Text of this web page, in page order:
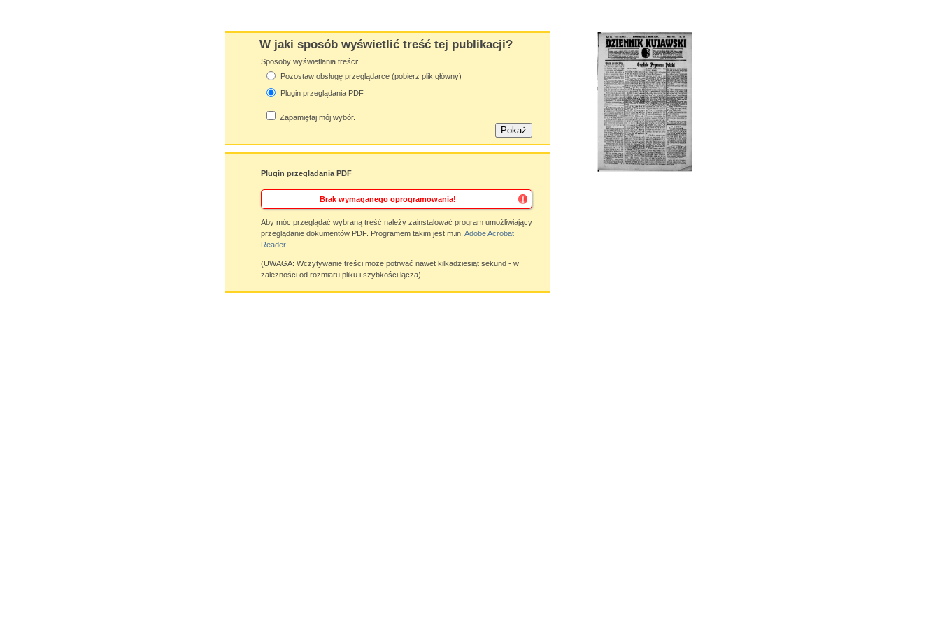
W jaki sposób wyświetlić treść tej publikacji?
Sposoby wyświetlania treści:
Pozostaw obsługę przeglądarce (pobierz plik główny)
Plugin przeglądania PDF
Zapamiętaj mój wybór.
Plugin przeglądania PDF
Brak wymaganego oprogramowania!
Aby móc przeglądać wybraną treść należy zainstalować program umożliwiający
przeglądanie dokumentów PDF. Programem takim jest m.in. Adobe Acrobat
Reader.
(UWAGA: Wczytywanie treści może potrwać nawet kilkadziesiąt sekund - w
zależności od rozmiaru pliku i szybkości łącza).